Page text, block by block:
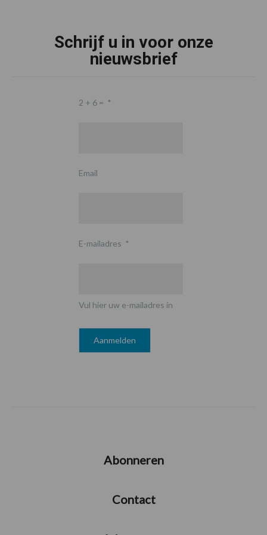
Schrijf u in voor onze
nieuwsbrief
2 + 6 = *
Email
E-mailadres *
Vul hier uw e-mailadres in
Abonneren
Contact